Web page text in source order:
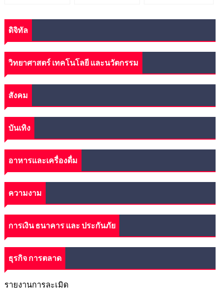
ดิจิทัล
วิทยาศาสตร์ เทคโนโลยี และนวัตกรรม
สังคม
บันเทิง
อาหารและเครื่องดื่ม
ความงาม
การเงิน ธนาคาร และ ประกันภัย
ธุรกิจ การตลาด
รายงานการละเมิด